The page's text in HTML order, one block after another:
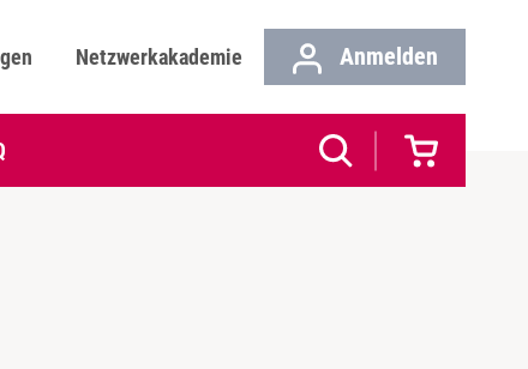
Netzwerkakademie Anmelden